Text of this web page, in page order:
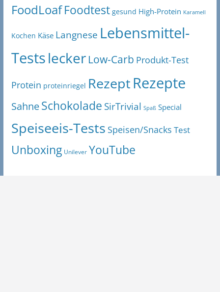
FoodLoaf Foodtest gesund High-Protein Karamell
Kochen Käse Langnese Lebensmittel-
Testslecker Low-Carb Produkt-Test
Protein proteinriegel RezeptRezepte
SahneSchokolade SirTrivial Spaß Special
Speiseeis-Tests Speisen/Snacks Test
Unboxing Unilever YouTube